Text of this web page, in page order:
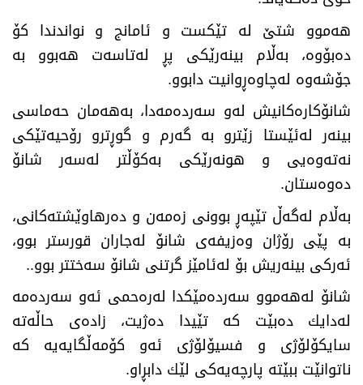
هەموو شتێ‌ لە تێكست و ئامانج و نواندندا كۆ
دەبۆوە، بەڵام بینەرێكی پڕ لەتاسەت هەبوو بە
جۆشەوە لەچاوەڕوانیت دابوو.
شانۆكارەكانیش لەو سەردەمەدا، بەهەمان حەماسی
بینەر لەئێستا زێترو بە گەرم و گوڕترو رۆحیەتێكی
نەتەوەیی و هونەرێكی بەكۆڵتر لەسەر شانۆ
دەوەستان.
بەڵام لەگەڵ تێپەڕ بوونی زەمەن و دەرهاوێشتەكانی،
بە پێی رۆژان وەزیفەی شانۆ لەجاران قورستر بوو،
ئەركی بینەریش بۆ لەئامێز گرتنی شانۆ سەختتر بوو..
شانۆ لەهەموو سەردەمێكدا لەرەحمی ئەو سەردەمە
لەدایك دەبێت كە تێیدا دەژیت، زادەی حاڵەتە
سایكۆلۆژی و فسیۆلۆژی ئەو كۆمەڵگایەیە كە
ناتوانێت ببێتە پارچەیەكی لێك دابڕاو.